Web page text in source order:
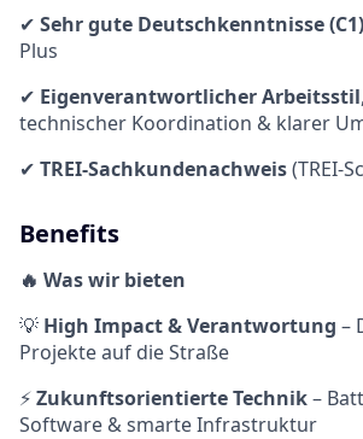
✔ Sehr gute Deutschkenntnisse (C1)
Plus
✔ Eigenverantwortlicher Arbeitsstil
technischer Koordination & klarer
✔ TREI-Sachkundenachweis(TREI-
Benefits
🔥 Was wir bieten
💡 High Impact & Verantwortung –
Projekte auf die Straße
⚡Zukunftsorientierte Technik–
Software & smarte Infrastruktur